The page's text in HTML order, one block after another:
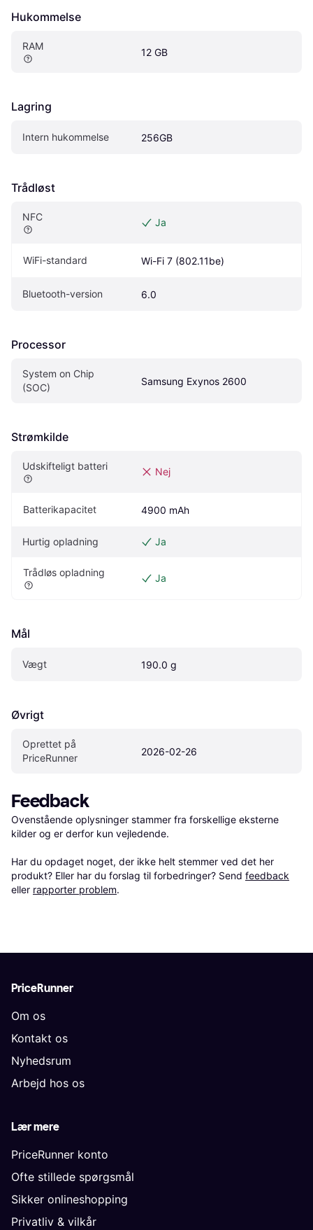
Hukommelse
RAM
12 GB
Lagring
Intern hukommelse 256GB
Trådløst
NFC Ja
WiFi-standard Wi-Fi 7 (802.11be)
Bluetooth-version 6.0
Processor
System on Chip
(SOC)
Samsung Exynos 2600
Strømkilde
Udskifteligt batteri Nej
Batterikapacitet 4900 mAh
Hurtig opladning Ja
Trådløs opladning Ja
Mål
Vægt 190.0 g
Øvrigt
Oprettet på
PriceRunner
2026-02-26
Feedback
Ovenstående oplysninger stammer fra forskellige eksterne
kilder og er derfor kun vejledende.
Har du opdaget noget, der ikke helt stemmer ved det her
produkt? Eller har du forslag til forbedringer? Send feedback
eller rapporter problem.
PriceRunner
Om os
Kontakt os
Nyhedsrum
Arbejd hos os
Lær mere
PriceRunner konto
Ofte stillede spørgsmål
Sikker onlineshopping
Privatliv & vilkår